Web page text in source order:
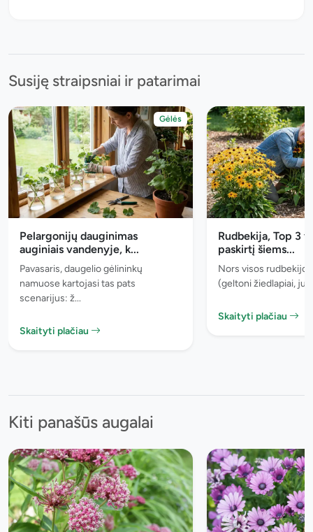
Susiję straipsniai ir patarimai
Gėlės
Pelargonijų dauginimas
auginiais vandenyje, k...
Pavasaris, daugelio gėlininkų
namuose kartojasi tas pats
scenarijus: ž...
Skaityti plačiau
Rudbekija, Top 3
paskirtį šiems...
Nors visos
(geltoni žiedlapiai,
Skaityti plačiau
Kiti panašūs augalai